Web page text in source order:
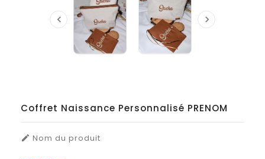
 
Coffret Naissance Personnalisé PRENOM
 Nom du produit